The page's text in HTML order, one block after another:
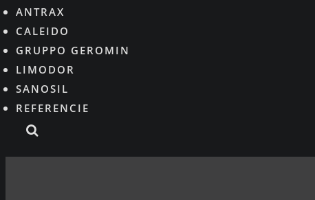
ANTRAX
CALEIDO
GRUPPO GEROMIN
LIMODOR
SANOSIL
REFERENCIE